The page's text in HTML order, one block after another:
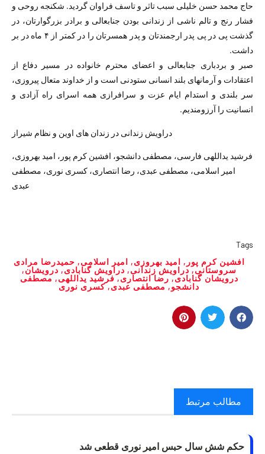
حاج محمد حسن خلیلی سبب تاثر و تاسف فراوان گردید. شکنجه روحی و
فشار رنج و تالم ناشی از زندانی بودن جنابعالی و برادر بزرگوارتان، در
گذشت پی در پی پدر ارجمندتان و پدر همسرتان را در کمتر از ۴ ماه در بر
داشت.
صبر و بردباری جنابعالی و اعضای محترم خانواده در مسیر دفاع از
اعتقادات و آرمانهای بلند انسانی ستودنی است و از خداوند متعال پیروزی،
سر بلندی و استدام ایام عزت و سرافرازی همه اسرای راه آزادی و
انسانیت را آرزومندیم.
دراویش زندانی در زندان های اوین و نظام شیراز
فرشید یداللهی فارسی، مصطفی دانشجو، افشین کرم پور، امید بهروزی،
امیر اسلامی، مصطفی عبدی، رضا انتصاری، کسری نوری، مصطفی
عبدی
Tags
افشین کرم پور , امید بهروزی, امیر اسلامی, حمیدرضا مرادی
سروستانی,دراویش زندانی, دراویش گنابادی, درویشان,
درویشان گنابادی, رضا انتصاری,فرشید یداللهی, مصطفی
دانشجو,مصطفی عبدی,کسری نوری
مطالب مرتبط
حکم شش سال حبس امیر نوری قطعی شد